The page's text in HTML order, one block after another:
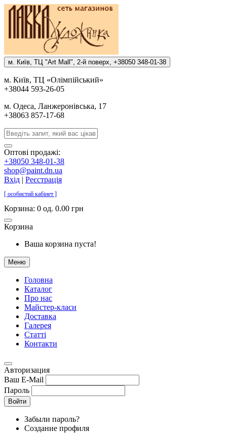
м. Киïв, ТЦ "Art Mall", 2-й поверх, +38050 348-01-38
м. Киïв, ТЦ «Олiмпiйський»
+38044 593-26-05
м. Одеса, Ланжеронiвська, 17
+38063 857-17-68
Оптові продажі:
+38050 348-01-38
shop@paint.dn.ua
Вхід | Реєстрація
[ особистий кабінет ]
Корзина: 0 од. 0.00 грн
Корзина
Ваша корзина пуста!
Меню
Головна
Каталог
Про нас
Майстер-класи
Доставка
Галерея
Статтi
Контакти
Авторизация
Ваш E-Mail
Пароль
Войти
Забыли пароль?
Создание профиля